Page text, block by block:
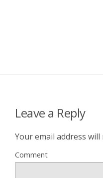
Leave a Reply
Your email address
Comment